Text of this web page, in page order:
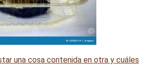
una cosa contenida en otra y cuáles